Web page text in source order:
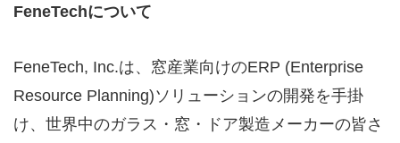
FeneTechについて
FeneTech, Inc.は、窓産業向けのERP (Enterprise
Resource Planning)ソリューションの開発を手掛
け、世界中のガラス・窓・ドア製造メーカーの皆さ